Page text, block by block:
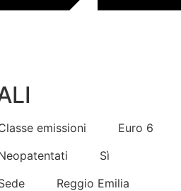
emissioni
Euro 6
Sì
Reggio Emilia